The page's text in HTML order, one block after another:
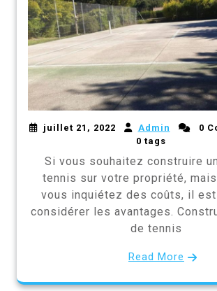
juillet 21, 2022 Admin
0
0 tags
Si vous souhaitez construire
tennis sur votre propriété,
vous inquiétez des coûts, il
considérer les avantages.
de tennis
Read More